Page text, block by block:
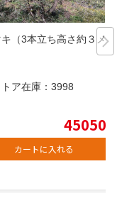
（3本立ち高さ約３メイ
ア在庫： 3998
45050
カートに入れる